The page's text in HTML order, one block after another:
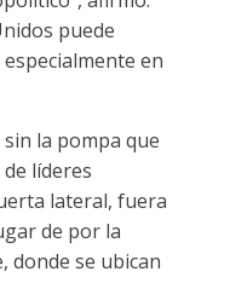
puede
en
la pompa que
líderes
lateral, fuera
de por la
donde se ubican